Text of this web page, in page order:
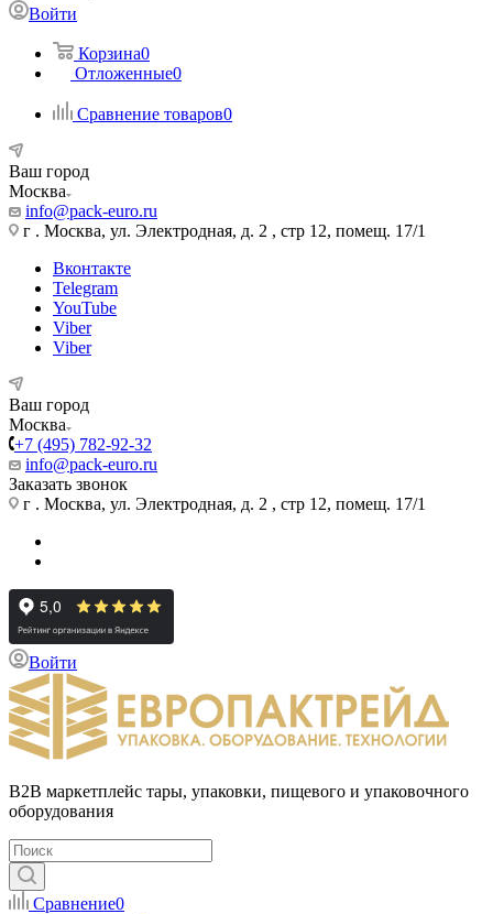
Войти
Корзина0
Отложенные0
Сравнение товаров0
Ваш город
Москва
info@pack-euro.ru
г . Москва, ул. Электродная, д. 2 , стр 12, помещ. 17/1
Вконтакте
Telegram
YouTube
Viber
Viber
Ваш город
Москва
+7 (495) 782-92-32
info@pack-euro.ru
Заказать звонок
г . Москва, ул. Электродная, д. 2 , стр 12, помещ. 17/1
Войти
B2B маркетплейс тары, упаковки, пищевого и упаковочного
оборудования
Сравнение0